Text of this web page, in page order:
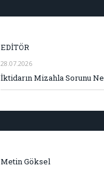
EDİTÖR
28.07.2026
İktidarın Mizahla Sorunu Ne
Metin Göksel